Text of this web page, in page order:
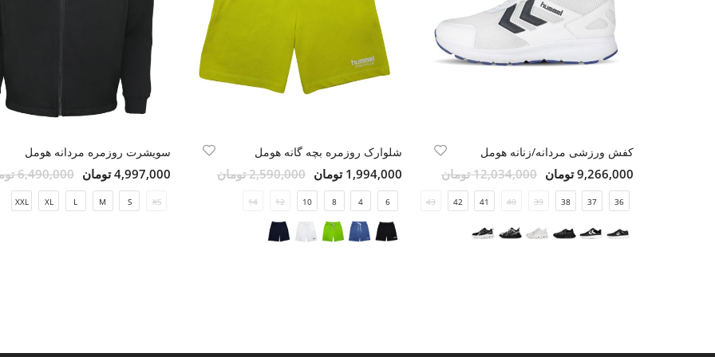
کفش ورزشی مردانه/زنانه هومل
9,266,000 تومان 12,034,000 تومان
36
37
38
39
40
41
42
43
شلوارک روزمره بچه گانه هومل
1,994,000 تومان 2,590,000 تومان
6
4
8
10
12
14
سویشرت روزمره مردانه هومل
4,997,000 تومان 6,490,000 تومان
XS
S
M
L
XL
XXL